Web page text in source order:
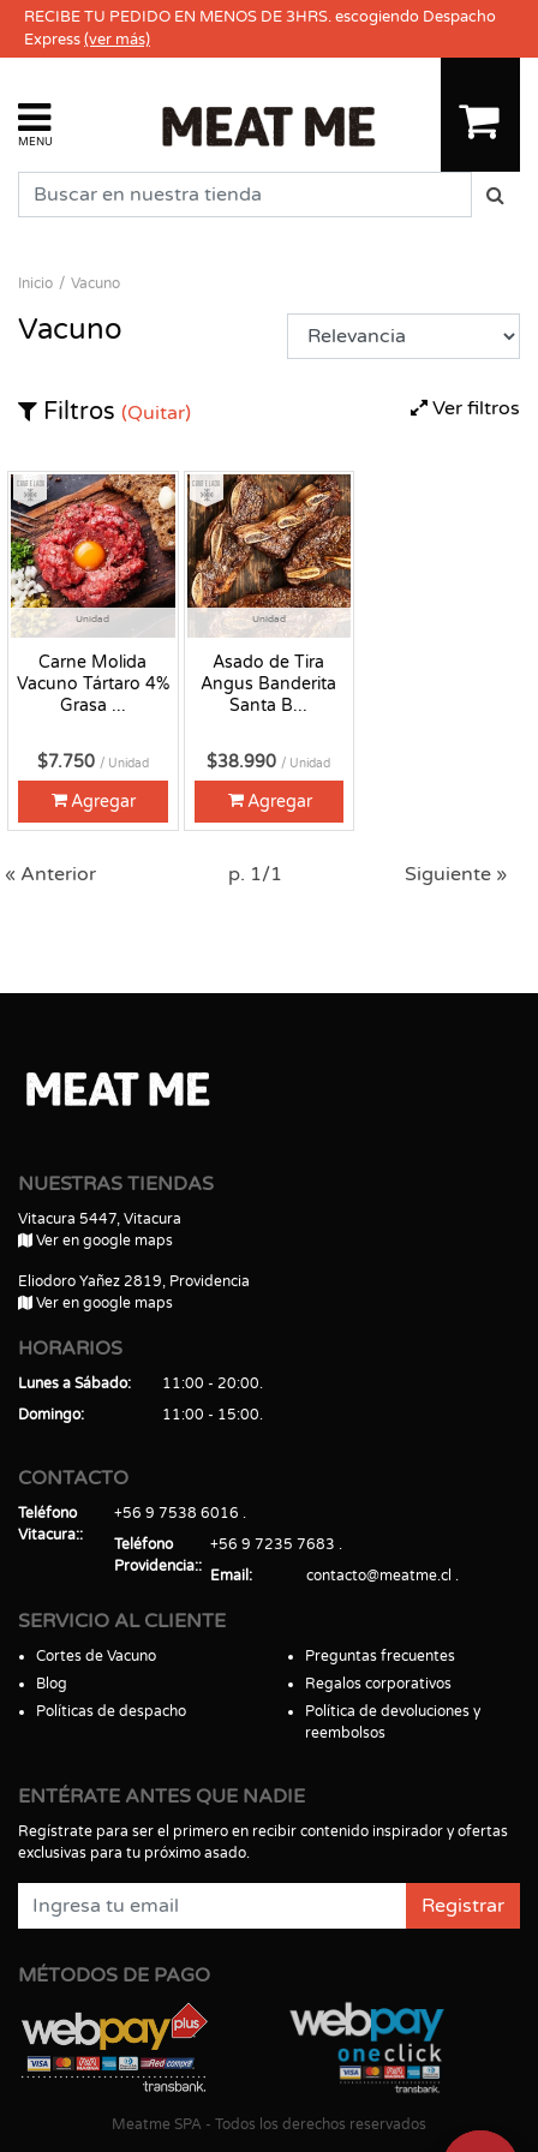
RECIBE TU PEDIDO EN MENOS DE 3HRS. escogiendo Despacho
Express(ver más)
MENU
Inicio Vacuno
Vacuno
Ver filtros
Filtros (Quitar)
Unidad
Carne Molida
Vacuno Tártaro 4%
Grasa ...
Congelado
$7.750 / Unidad
Agregar
Unidad
Asado de Tira
Angus Banderita
Santa B...
Congelado
$38.990 / Unidad
Agregar
« Anterior p. 1/1 Siguiente »
NUESTRAS TIENDAS
Vitacura 5447, Vitacura
Ver en google maps
Eliodoro Yañez 2819, Providencia
Ver en google maps
HORARIOS
Lunes a Sábado
11:00 - 20:00
Domingo
11:00 - 15:00
CONTACTO
Teléfono
Vitacura:
+56 9 7538 6016
Teléfono
Providencia:
+56 9 7235 7683
Email
contacto@meatme.cl
SERVICIO AL CLIENTE
Cortes de Vacuno
Blog
Políticas de despacho
Preguntas frecuentes
Regalos corporativos
Política de devoluciones y
reembolsos
ENTÉRATE ANTES QUE NADIE
Regístrate para ser el primero en recibir contenido inspirador y ofertas
exclusivas para tu próximo asado.
Registrar
MÉTODOS DE PAGO
Meatme SPA - Todos los derechos reservados